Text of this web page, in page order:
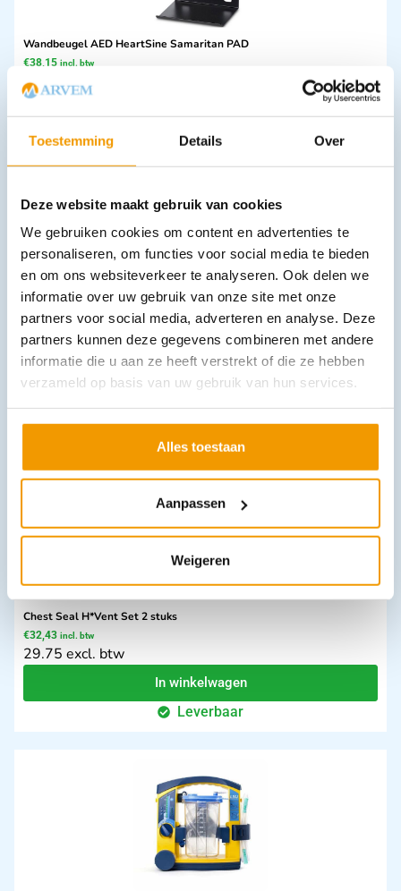
Toestemming Details Over
Deze website maakt gebruik van cookies
We gebruiken cookies om content en advertenties te
personaliseren, om functies voor social media te bieden
en om ons websiteverkeer te analyseren. Ook delen we
informatie over uw gebruik van onze site met onze
partners voor social media, adverteren en analyse. Deze
partners kunnen deze gegevens combineren met andere
informatie die u aan ze heeft verstrekt of die ze hebben
verzameld op basis van uw gebruik van hun services.
Alles toestaan
Aanpassen
Weigeren
Wandbeugel AED HeartSine Samaritan PAD
€38,15 incl. btw
35 excl. btw
Leverbaar
€ 49,61
41 excl. btw
Leverbaar
Chest Seal H*Vent Set 2 stuks
€32,43 incl. btw
29.75 excl. btw
In winkelwagen
Leverbaar